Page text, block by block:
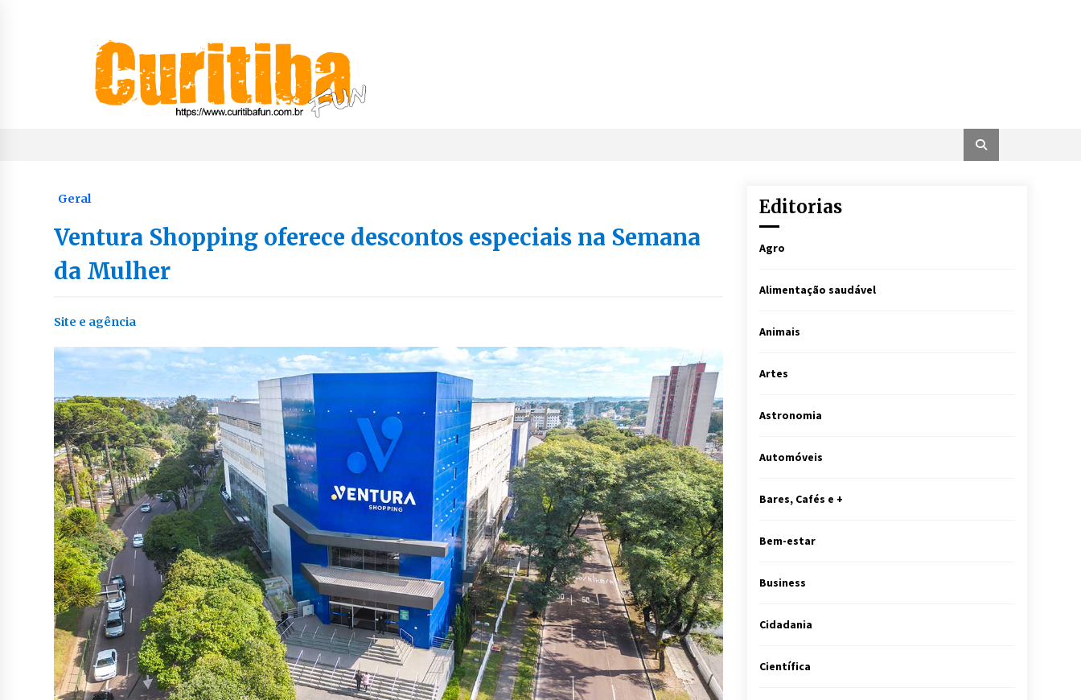
Geral
Ventura Shopping oferece descontos especiais na Semana
da Mulher
Site e agência
Editorias
Agro
Alimentação saudável
Animais
Artes
Astronomia
Automóveis
Bares, Cafés e +
Bem-estar
Business
Cidadania
Científica